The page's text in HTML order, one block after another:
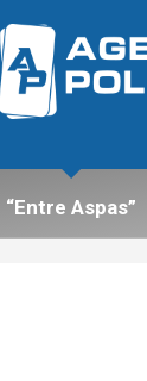
“Entre Aspas”